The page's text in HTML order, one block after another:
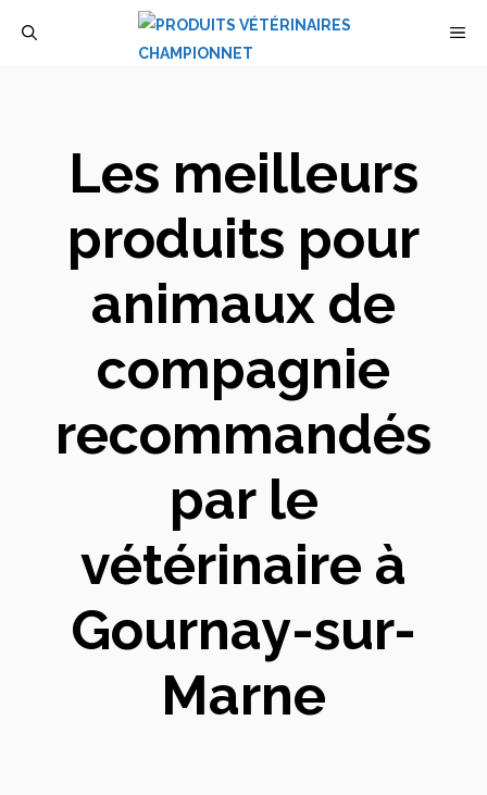
Les meilleurs
produits pour
animaux de
compagnie
recommandés
par le
vétérinaire à
Gournay-sur-
Marne